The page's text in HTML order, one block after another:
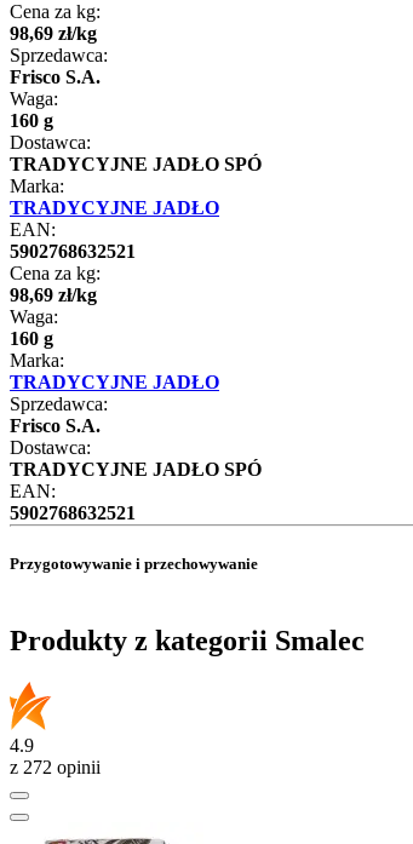
Cena za kg:
98,69 zł/kg
Sprzedawca:
Frisco S.A.
Waga:
160 g
Dostawca:
TRADYCYJNE JADŁO SPÓ
Marka:
TRADYCYJNE JADŁO
EAN:
5902768632521
Cena za kg:
98,69 zł/kg
Waga:
160 g
Marka:
TRADYCYJNE JADŁO
Sprzedawca:
Frisco S.A.
Dostawca:
TRADYCYJNE JADŁO SPÓ
EAN:
5902768632521
Przygotowywanie i przechowywanie
Produkty z kategorii Smalec
4.9
z 272 opinii